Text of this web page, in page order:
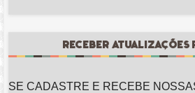
RECEBER
SE CADASTRE E RECEBE